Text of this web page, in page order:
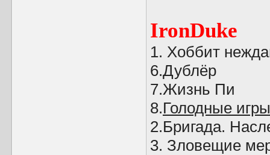
IronDuke
1. Хоббит
6.Дублёр
7.Жизнь Пи
8.Голодные игры
2.Бригада.
3. Зловещие